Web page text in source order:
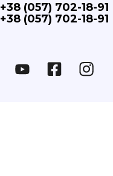
+38 (057) 702-18-91
+38 (057) 702-18-91